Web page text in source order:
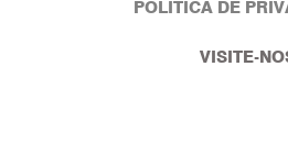
POLÍTICA DE
VISITE-